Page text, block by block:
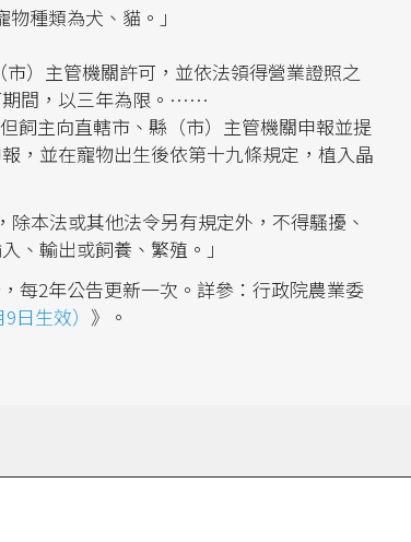
種類為犬、貓。」
）主管機關許可，並依法領得營業證照之
期間，以三年為限。……
飼主向直轄市、縣（市）主管機關申報並提
，並在寵物出生後依第十九條規定，植入晶
除本法或其他法令另有規定外，不得騷擾、
、輸出或飼養、繁殖。」
每2年公告更新一次。詳參：行政院農業委
日生效） 》。